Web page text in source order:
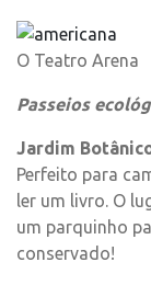
O Teatro Arena
Passeios
Jardim
Perfeito para
ler um livro. O
um parquinho
conservado!